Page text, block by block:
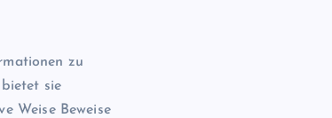
zu
sie
Weise Beweise